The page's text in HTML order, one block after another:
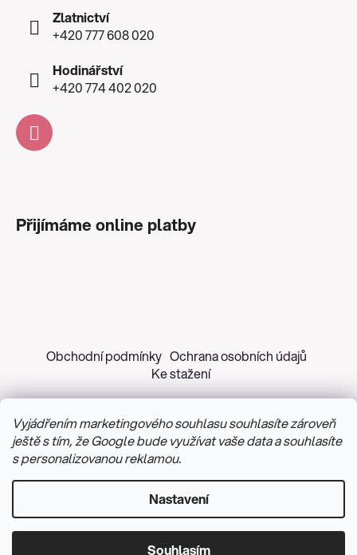
Vyjádřením marketingového souhlasu souhlasíte zároveň
ještě s tím, že Google bude využívat vaše data a souhlasíte
s personalizovanou reklamou.
Nastavení
Souhlasím
Zlatnictví
+420 777 608 020
Hodinářství
+420 774 402 020
Přijímáme online platby
Obchodní podmínky Ochrana osobních údajů
Ke stažení
Vytvořil Shoptet&PekneWeby
Upravit nastavení cookies